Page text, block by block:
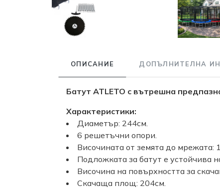
ОПИСАНИЕ ДОПЪЛНИТЕЛНА
Батут ATLETO с вътрешна
Характеристики:
Диаметър: 244см.
6 решетъчни опори.
Височината от земята до мрежата:
Подложката за батут е устойчива
Височина на повърхността за
Скачаща площ: 204см.